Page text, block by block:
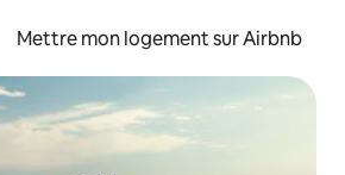
Mettre mon logement sur Airbnb